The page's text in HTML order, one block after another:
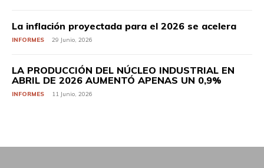
La inflación proyectada para el 2026 se acelera
INFORMES 29 Junio, 2026
LA PRODUCCIÓN DEL NÚCLEO INDUSTRIAL EN
ABRIL DE 2026 AUMENTÓ APENAS UN 0,9%
INFORMES 11 Junio, 2026